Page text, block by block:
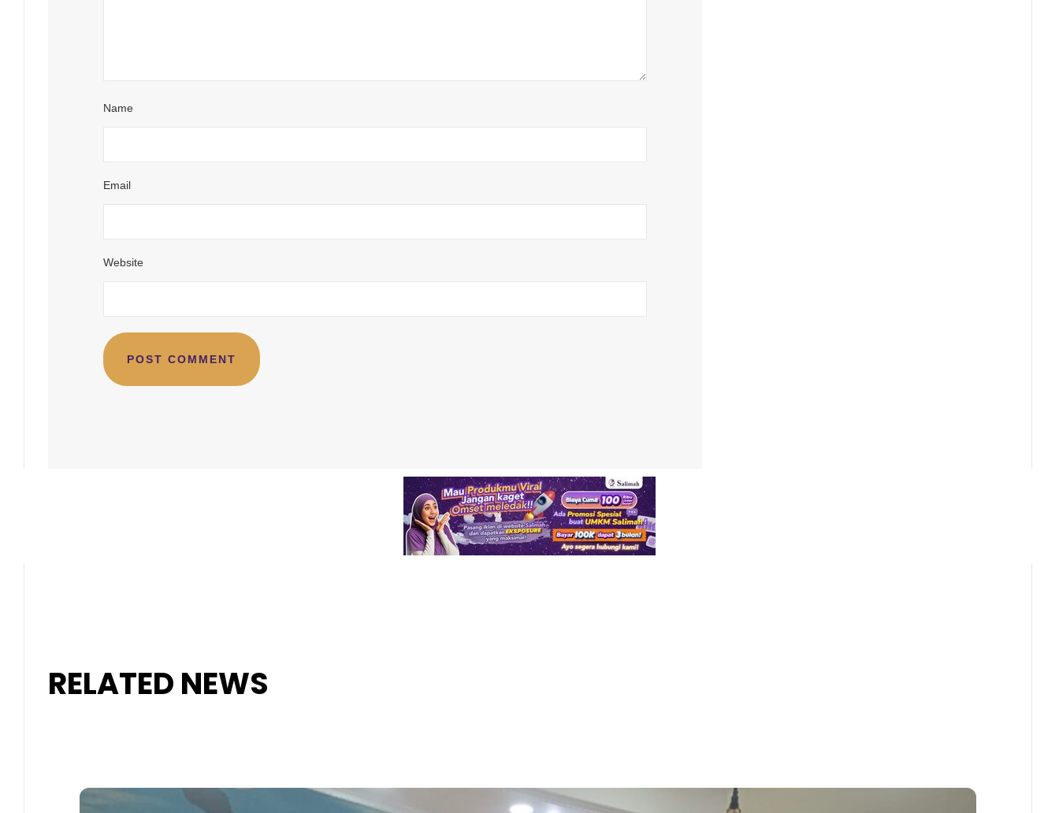
Name
Email
Website
RELATED NEWS